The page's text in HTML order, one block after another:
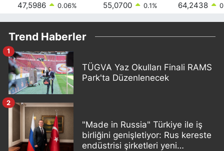
47,5986
0.06%
55,0700
0.1%
64,2438
Trend Haberler
TÜGVA Yaz Okulları Finali RAMS
Park'ta Düzenlenecek
1
"Made in Russia" Türkiye ile iş
birliğini genişletiyor: Rus kereste
endüstrisi şirketleri yeni
2